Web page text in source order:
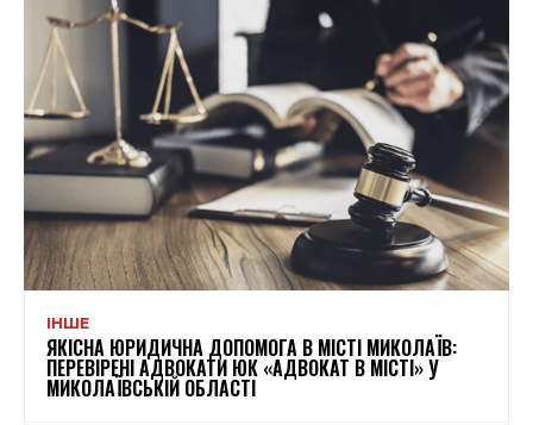
ІНШЕ
ЯКІСНА ЮРИДИЧНА ДОПОМОГА В МІСТІ МИКОЛАЇВ:
ПЕРЕВІРЕНІ АДВОКАТИ ЮК «АДВОКАТ В МІСТІ» У
МИКОЛАЇВСЬКІЙ ОБЛАСТІ